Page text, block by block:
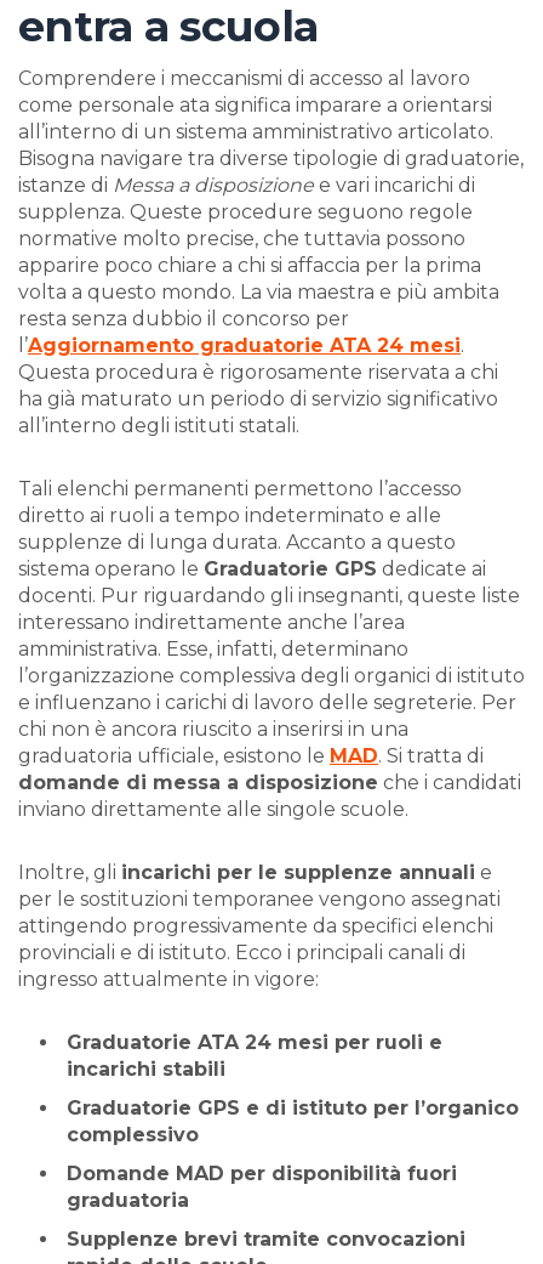
entra a scuola
Comprendere i meccanismi di accesso al lavoro
come personale ata significa imparare a orientarsi
all’interno di un sistema amministrativo articolato.
Bisogna navigare tra diverse tipologie di graduatorie,
istanze di Messa a disposizione e vari incarichi di
supplenza. Queste procedure seguono regole
normative molto precise, che tuttavia possono
apparire poco chiare a chi si affaccia per la prima
volta a questo mondo. La via maestra e più ambita
resta senza dubbio il concorso per
l’Aggiornamento graduatorie ATA 24 mesi.
Questa procedura è rigorosamente riservata a chi
ha già maturato un periodo di servizio significativo
all’interno degli istituti statali.
Tali elenchi permanenti permettono l’accesso
diretto ai ruoli a tempo indeterminato e alle
supplenze di lunga durata. Accanto a questo
sistema operano le Graduatorie GPS dedicate ai
docenti. Pur riguardando gli insegnanti, queste liste
interessano indirettamente anche l’area
amministrativa. Esse, infatti, determinano
l’organizzazione complessiva degli organici di istituto
e influenzano i carichi di lavoro delle segreterie. Per
chi non è ancora riuscito a inserirsi in una
graduatoria ufficiale, esistono le MAD. Si tratta di
domande di messa a disposizione che i candidati
inviano direttamente alle singole scuole.
Inoltre, gli incarichi per le supplenze annuali e
per le sostituzioni temporanee vengono assegnati
attingendo progressivamente da specifici elenchi
provinciali e di istituto. Ecco i principali canali di
ingresso attualmente in vigore:
Graduatorie ATA 24 mesi per ruoli e
incarichi stabili
Graduatorie GPS e di istituto per l’organico
complessivo
Domande MAD per disponibilità fuori
graduatoria
Supplenze brevi tramite convocazioni